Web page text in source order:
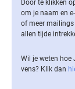
Door te klikken
om je naam en
of meer
allen tijde
Wil je weten
vens? Klik dan